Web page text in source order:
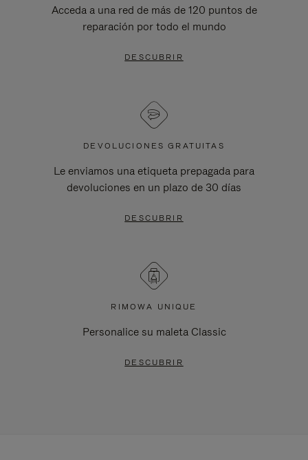
Acceda a una red de más de 120 puntos de
reparación por todo el mundo
DESCUBRIR
DEVOLUCIONES GRATUITAS
Le enviamos una etiqueta prepagada para
devoluciones en un plazo de 30 días
DESCUBRIR
RIMOWA UNIQUE
Personalice su maleta Classic
DESCUBRIR